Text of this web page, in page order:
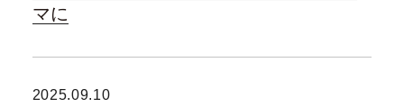
マに
2025.09.10